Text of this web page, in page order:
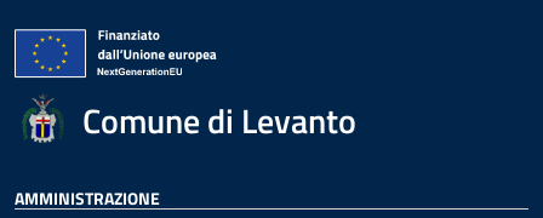
Comune di Levanto
AMMINISTRAZIONE